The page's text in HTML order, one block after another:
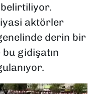
belirtiliyor.
aktörler
derin bir
gidişatın